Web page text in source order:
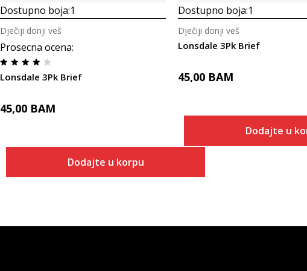
Dostupno boja:1
Prosecna ocena:
Lonsdale 3Pk Brief
Dječiji donji veš
45,00 BAM
Dodajte u korpu
Dostupno boja:1
Lonsdale 3Pk Brief
Dječiji donji veš
45,00 BAM
Dodajte u